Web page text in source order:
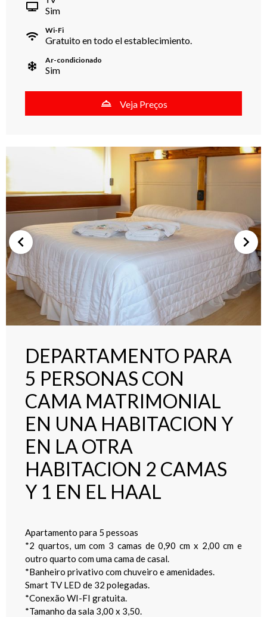
Sim
Wi-Fi
Gratuito en todo el establecimiento.
Ar-condicionado
Sim
Veja Preços
DEPARTAMENTO PARA
5 PERSONAS CON
CAMA MATRIMONIAL
EN UNA HABITACION Y
EN LA OTRA
HABITACION 2 CAMAS
Y 1 EN EL HAAL
Apartamento para 5 pessoas
*2 quartos, um com 3 camas de 0,90 cm x 2,00 cm e
outro quarto com uma cama de casal.
*Banheiro privativo com chuveiro e amenidades.
Smart TV LED de 32 polegadas.
*Conexão WI-FI gratuita.
*Tamanho da sala 3,00 x 3,50.